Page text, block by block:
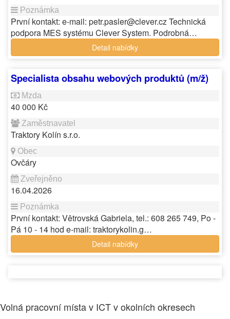
První kontakt: e-mail: petr.pasler@clever.cz Technická
podpora MES systému Clever System. Podrobná…
Detail nabídky
Specialista obsahu webových produktů (m/ž)
40 000 Kč
Traktory Kolín s.r.o.
Ovčáry
16.04.2026
První kontakt: Větrovská Gabriela, tel.: 608 265 749, Po -
Pá 10 - 14 hod e-mail: traktorykolin.g…
Detail nabídky
Volná pracovní místa v ICT v okolních okresech